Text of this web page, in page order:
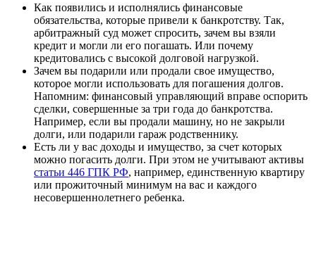
Как появились и исполнялись финансовые
обязательства, которые привели к банкротству. Так,
арбитражный суд может спросить, зачем вы взяли
кредит и могли ли его погашать. Или почему
кредитовались с высокой долговой нагрузкой.
Зачем вы подарили или продали свое имущество,
которое могли использовать для погашения долгов.
Напомним: финансовый управляющий вправе оспорить
сделки, совершенные за три года до банкротства.
Например, если вы продали машину, но не закрыли
долги, или подарили гараж родственнику.
Есть ли у вас доходы и имущество, за счет которых
можно погасить долги. При этом не учитывают активы
статьи 446 ГПК РФ, например, единственную квартиру
или прожиточный минимум на вас и каждого
несовершеннолетнего ребенка.